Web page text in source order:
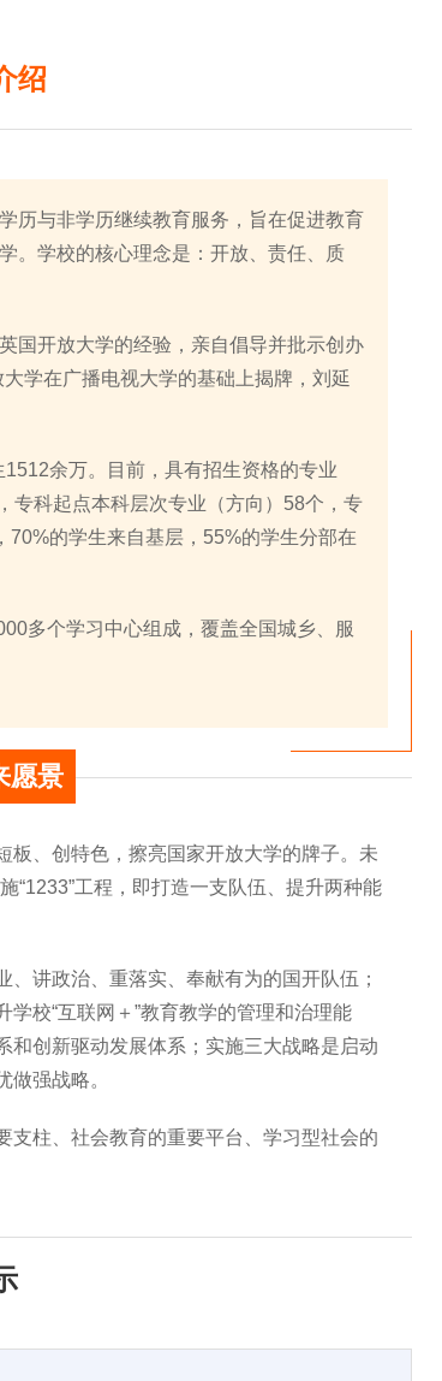
绍
历与非学历继续教育服务，旨在促进教育
。学校的核心理念是：开放、责任、质
国开放大学的经验，亲自倡导并批示创办
学在广播电视大学的基础上揭牌，刘延
余万。目前，具有招生资格的专业
专科起点本科层次专业（方向）58个，专
的学生来自基层，55%的学生分部在
多个学习中心组成，覆盖全国城乡、服
愿景
板、创特色，擦亮国家开放大学的牌子。未
“1233”工程，即打造一支队伍、提升两种能
讲政治、重落实、奉献有为的国开队伍；
校“互联网＋”教育教学的管理和治理能
和创新驱动发展体系；实施三大战略是启动
强战略。
支柱、社会教育的重要平台、学习型社会的